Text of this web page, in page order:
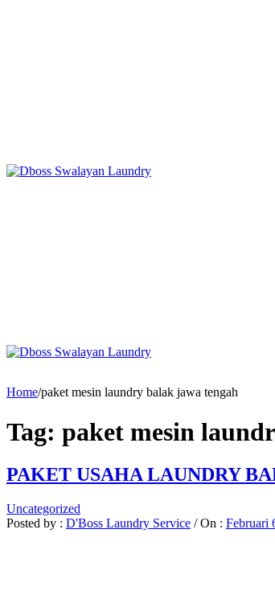
Home/paket mesin laundry balak jawa tengah
Tag: paket mesin
PAKET USAHA LAUNDRY
Uncategorized
Posted by : D'Boss Laundry Service / On : Februari